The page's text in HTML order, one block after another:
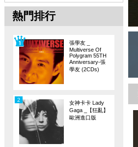
熱門排行
張學友 _
Multiverse Of
Polygram 55TH
Anniversary-張
學友 (2CDs)
女神卡卡 Lady
Gaga _【狂亂】
歐洲進口版
2